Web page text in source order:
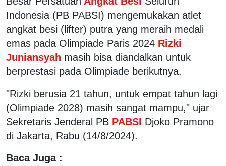
Indonesia (PB PABSI) mengemukakan atlet
angkat besi (lifter) putra yang meraih medali
emas pada Olimpiade Paris 2024 Rizki
Juniansyah masih bisa diandalkan untuk
berprestasi pada Olimpiade berikutnya.
"Rizki berusia 21 tahun, untuk empat tahun lagi
(Olimpiade 2028) masih sangat mampu," ujar
Sekretaris Jenderal PB PABSI Djoko Pramono
di Jakarta, Rabu (14/8/2024).
Baca Juga :